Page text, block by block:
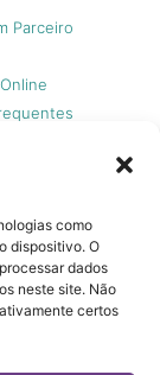
como
dispositivo. O
dados
neste site. Não
certos
Parceiro